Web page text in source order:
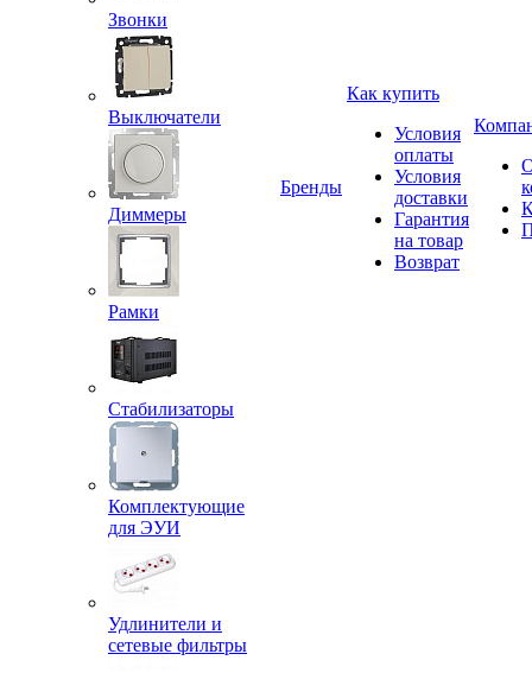
Звонки
Выключатели
Диммеры
Рамки
Стабилизаторы
Комплектующие
для ЭУИ
Удлинители и
сетевые фильтры
Бренды
Как купить
Условия
оплаты
Условия
доставки
Гарантия
на товар
Возврат